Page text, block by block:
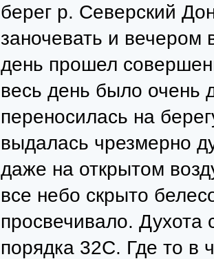
берег р. Северский
заночевать и вечером
день прошел
весь день было очень
переносилась на
выдалась чрезмерно
даже на открытом
все небо скрыто
просвечивало. Духота
порядка 32С. Где то в